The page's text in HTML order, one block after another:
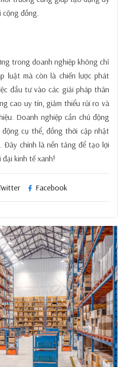
đồng.
trong doanh nghiệp không chỉ
luật mà còn là chiến lược phát
đầu tư vào các giải pháp thân
cao uy tín, giảm thiểu rủi ro và
Doanh nghiệp cần chủ động
cụ thể, đồng thời cập nhật
Đây chính là nền tảng để tạo lợi
kinh tế xanh!
Facebook